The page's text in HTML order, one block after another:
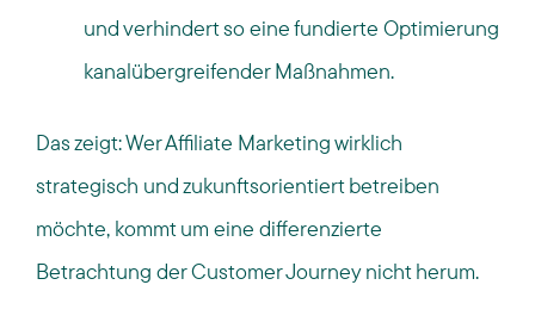
und verhindert so eine fundierte Optimierung
kanalübergreifender Maßnahmen.
Das zeigt: Wer Affiliate Marketing wirklich
strategisch und zukunftsorientiert betreiben
möchte, kommt um eine differenzierte
Betrachtung der Customer Journey nicht herum.